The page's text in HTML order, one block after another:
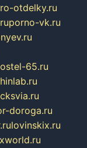
otdelky.ru
porno-vk.ru
65.ru
doroga.ru
lovinskix.ru